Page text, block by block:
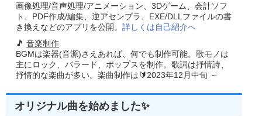
画像処理/音声処理/アニメーション、3Dゲーム、会計ソフ
ト、PDF作成/編集、逆アセンブラ、EXE/DLLファイルの書
き換えなどのアプリを公開。 詳しくは自己紹介へ
🎵 音楽制作
BGMは楽器(音源)さえあれば、何でも制作可能。歌モノは
主にロック、バラード、ポップスを制作。歌詞は抒情詩、
抒情的な楽曲が多い。楽曲制作は🔰2023年12月中旬 ～
オリジナル曲を始めました✨